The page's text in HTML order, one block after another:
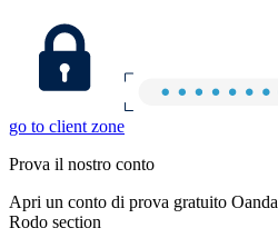
go to client zone
Prova il nostro conto
Apri un conto di prova gratuito Oanda
Rodo section